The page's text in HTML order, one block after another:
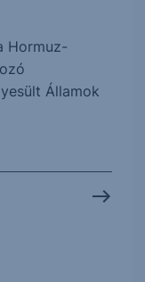
Hormuz-
Államok